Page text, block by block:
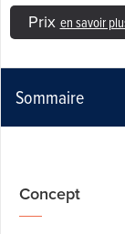
Prix en savoir
Sommaire
Concept